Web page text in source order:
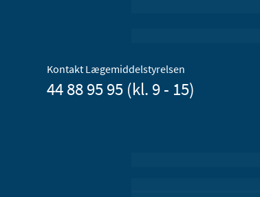
Kontakt Lægemiddelstyrelsen
44 88 95 95 (kl. 9 - 15)